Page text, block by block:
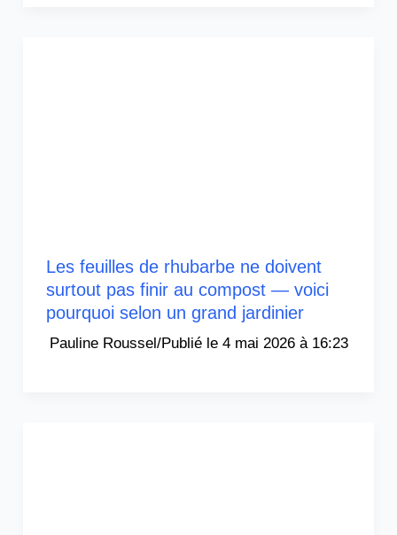
Les feuilles de rhubarbe ne doivent
surtout pas finir au compost — voici
pourquoi selon un grand jardinier
Pauline Roussel/ 4 mai 2026 à 16:23